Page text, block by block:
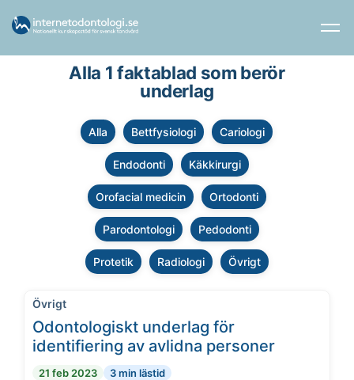
Alla 1 faktablad som berör
underlag
Alla Bettfysiologi Cariologi
Endodonti Käkkirurgi
Orofacial medicin Ortodonti
Parodontologi Pedodonti
Protetik Radiologi Övrigt
Övrigt
Odontologiskt underlag för
identifiering av avlidna personer
21 feb 2023 3 min lästid